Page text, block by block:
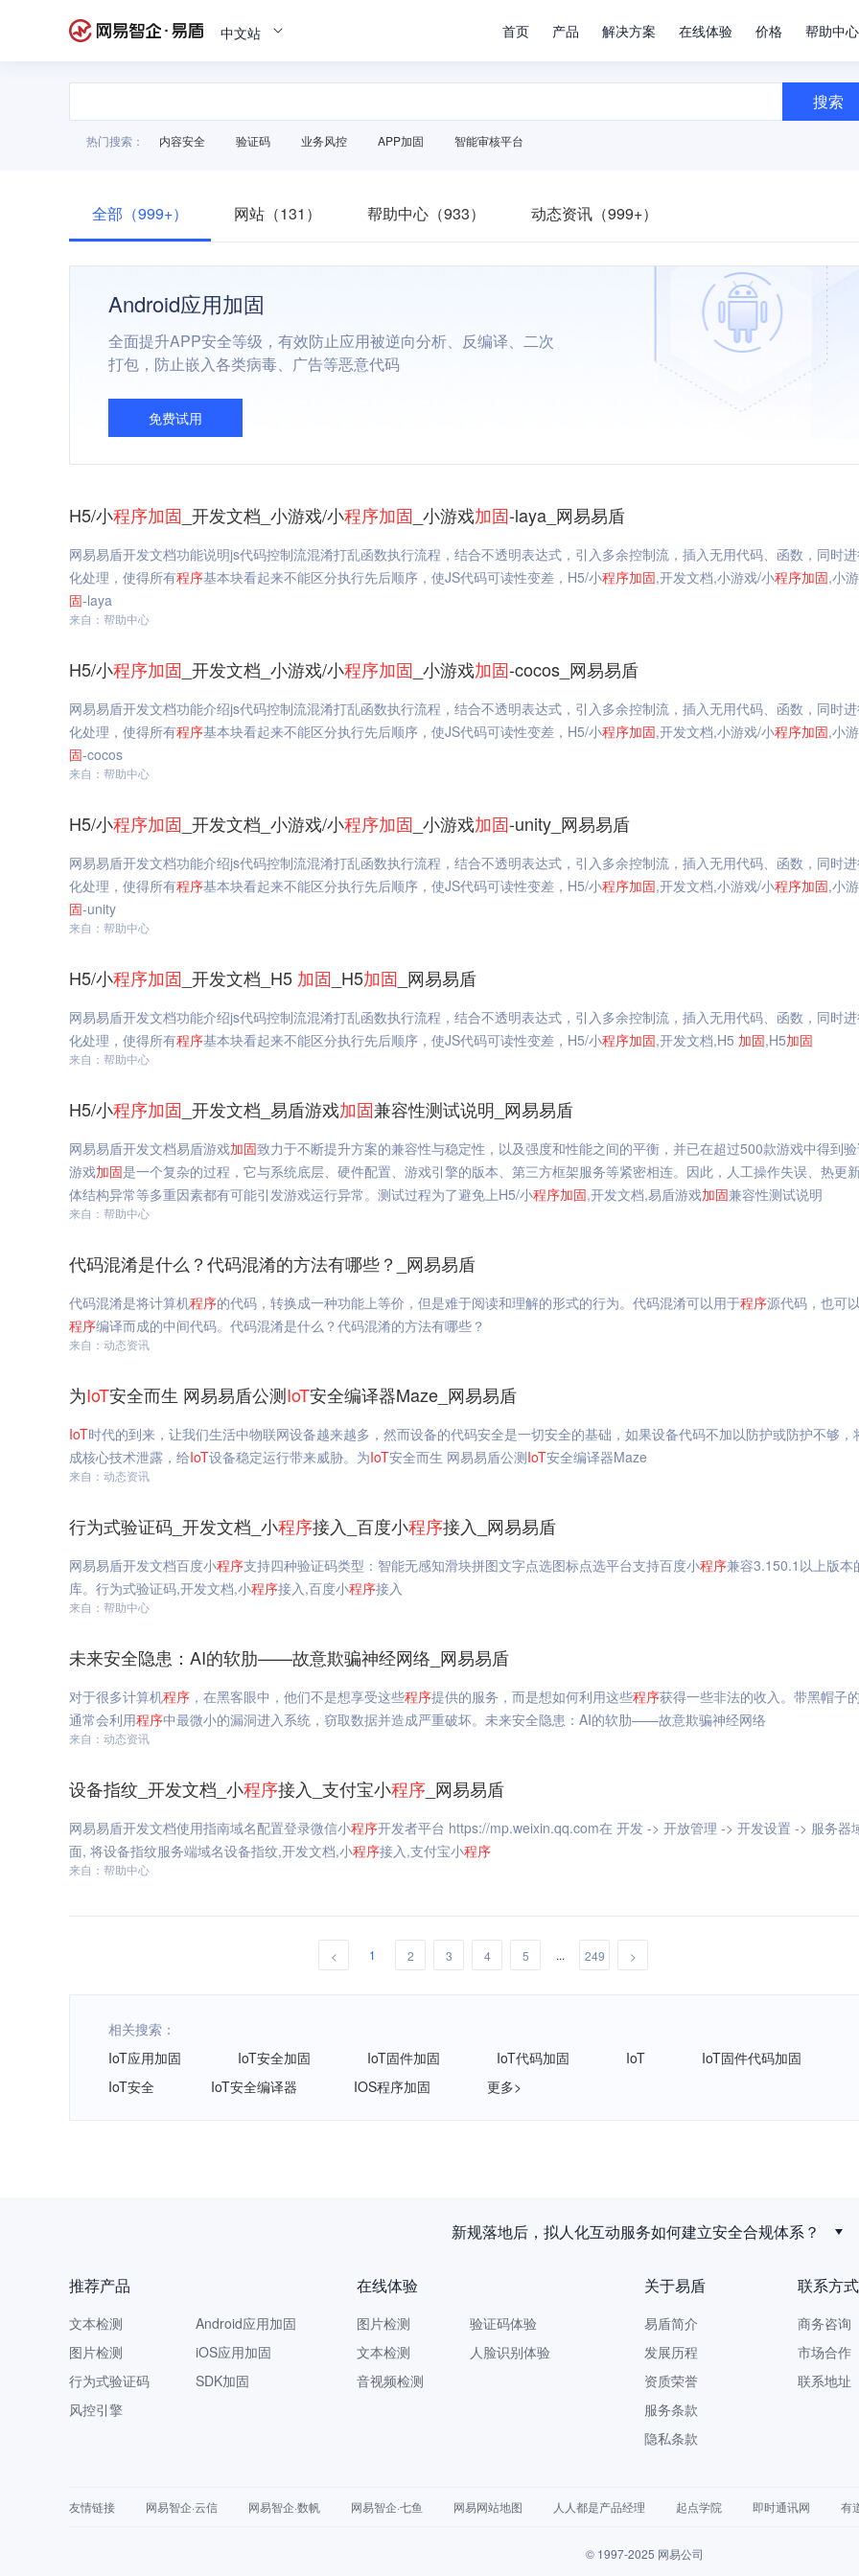
中文站 首页 产品 解决方案 在线体验 价格 帮助中心
搜索
热门搜索： 内容安全 验证码 业务风控 APP加固 智能审核平台
全部（999+） 网站（131） 帮助中心（933） 动态资讯（999+）
Android应用加固
全面提升APP安全等级，有效防止应用被逆向分析、反编译、二次
打包，防止嵌入各类病毒、广告等恶意代码
免费试用
H5/小程序加固 _开发文档_小游戏/小程序加固 _小游戏加固-laya_网易易盾
网易易盾开发文档功能说明js代码控制流混淆打乱函数执行流程，结合不透明表达式，引入多余控制流，插入无用代码、函数，同时
化处理，使得所有程序基本块看起来不能区分执行先后顺序，使JS代码可读性变差，H5/小程序加固,开发文档,小游戏/小程序加固,小
固-laya
来自：帮助中心
H5/小程序加固 _开发文档_小游戏/小程序加固 _小游戏加固-cocos_网易易盾
网易易盾开发文档功能介绍js代码控制流混淆打乱函数执行流程，结合不透明表达式，引入多余控制流，插入无用代码、函数，同时
化处理，使得所有程序基本块看起来不能区分执行先后顺序，使JS代码可读性变差，H5/小程序加固,开发文档,小游戏/小程序加固,小
固-cocos
来自：帮助中心
H5/小程序加固 _开发文档_小游戏/小程序加固 _小游戏加固-unity_网易易盾
网易易盾开发文档功能介绍js代码控制流混淆打乱函数执行流程，结合不透明表达式，引入多余控制流，插入无用代码、函数，同时
化处理，使得所有程序基本块看起来不能区分执行先后顺序，使JS代码可读性变差，H5/小程序加固,开发文档,小游戏/小程序加固,小
固-unity
来自：帮助中心
H5/小程序加固 _开发文档_H5 加固 _H5加固 _网易易盾
网易易盾开发文档功能介绍js代码控制流混淆打乱函数执行流程，结合不透明表达式，引入多余控制流，插入无用代码、函数，同时
化处理，使得所有程序基本块看起来不能区分执行先后顺序，使JS代码可读性变差，H5/小程序加固,开发文档,H5 加固,H5加固
来自：帮助中心
H5/小程序加固 _开发文档_易盾游戏加固兼容性测试说明_网易易盾
网易易盾开发文档易盾游戏加固致力于不断提升方案的兼容性与稳定性，以及强度和性能之间的平衡，并已在超过500款游戏中得到验
游戏加固是一个复杂的过程，它与系统底层、硬件配置、游戏引擎的版本、第三方框架服务等紧密相连。因此，人工操作失误、热更
体结构异常等多重因素都有可能引发游戏运行异常。测试过程为了避免上H5/小程序加固,开发文档,易盾游戏加固兼容性测试说明
来自：帮助中心
代码混淆是什么？代码混淆的方法有哪些？_网易易盾
代码混淆是将计算机程序的代码，转换成一种功能上等价，但是难于阅读和理解的形式的行为。代码混淆可以用于程序源代码，也可
程序编译而成的中间代码。代码混淆是什么？代码混淆的方法有哪些？
来自：动态资讯
为IoT安全而生 网易易盾公测IoT安全编译器Maze_网易易盾
IoT时代的到来，让我们生活中物联网设备越来越多，然而设备的代码安全是一切安全的基础，如果设备代码不加以防护或防护不够，
成核心技术泄露，给IoT设备稳定运行带来威胁。为IoT安全而生 网易易盾公测IoT安全编译器Maze
来自：动态资讯
行为式验证码_开发文档_小程序接入_百度小程序接入_网易易盾
网易易盾开发文档百度小程序支持四种验证码类型：智能无感知滑块拼图文字点选图标点选平台支持百度小程序兼容3.150.1以上版本
库。行为式验证码,开发文档,小程序接入,百度小程序接入
来自：帮助中心
未来安全隐患：AI的软肋——故意欺骗神经网络_网易易盾
对于很多计算机程序 ，在黑客眼中，他们不是想享受这些程序提供的服务，而是想如何利用这些程序获得一些非法的收入。带黑帽子
通常会利用程序中最微小的漏洞进入系统，窃取数据并造成严重破坏。未来安全隐患：AI的软肋——故意欺骗神经网络
来自：动态资讯
设备指纹_开发文档_小程序接入_支付宝小程序 _网易易盾
网易易盾开发文档使⽤指南域名配置登录微信小程序开发者平台 https://mp.weixin.qq.com在 开发 -> 开放管理 -> 开发设置 -> 服务器
面, 将设备指纹服务端域名设备指纹,开发文档,小程序接入,支付宝小程序
来自：帮助中心
< 1 2 3 4 5 ... 249 >
相关搜索：
IoT应用加固
IoT安全加固 IoT固件加固 IoT代码加固 IoT
IoT固件代码加固
IoT安全
IoT安全编译器 IOS程序加固 更多>
新规落地后，拟人化互动服务如何建立安全合规体系？
推荐产品
文本检测
图片检测
行为式验证码
风控引擎
Android应用加固
iOS应用加固
SDK加固
在线体验
图片检测
文本检测
音视频检测
验证码体验
人脸识别体验
关于易盾
易盾简介
发展历程
资质荣誉
服务条款
隐私条款
联系方式
商务咨询
市场合作
联系地址
友情链接 网易智企·云信 网易智企·数帆 网易智企·七鱼 网易网站地图 人人都是产品经理 起点学院 即时通讯网 有
© 1997-2025 网易公司